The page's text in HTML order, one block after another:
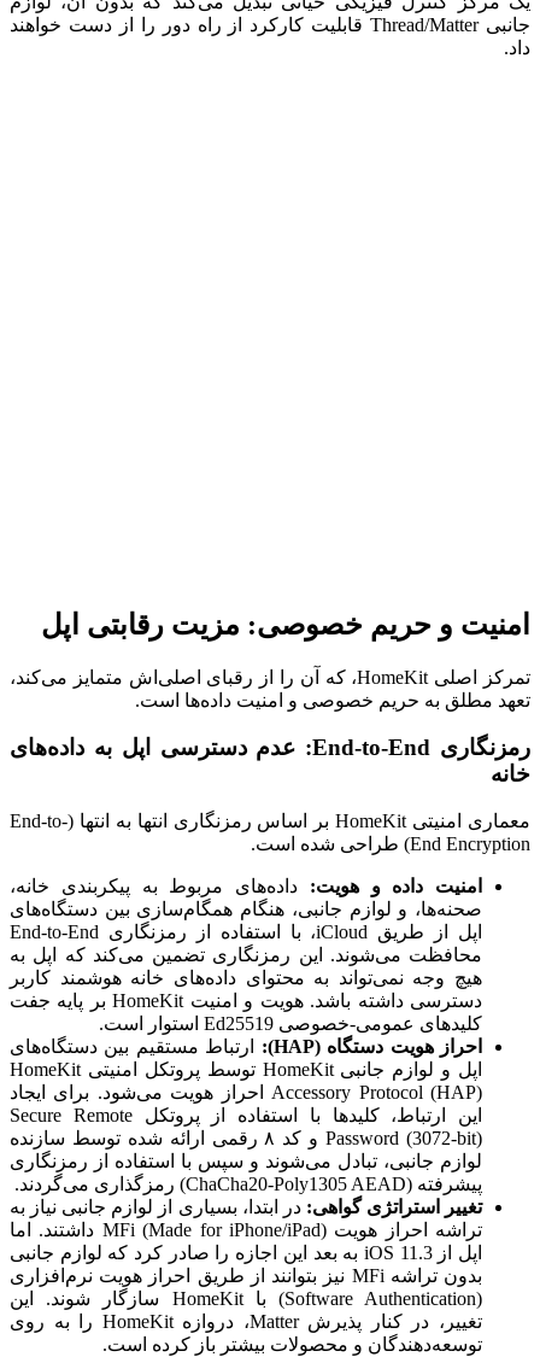
جانبی Thread/Matter قابلیت کارکرد از راه دور را از دست خواهند
داد.
امنیت و حریم خصوصی: مزیت رقابتی اپل
تمرکز اصلی HomeKit، که آن را از رقبای اصلی‌اش متمایز می‌کند،
تعهد مطلق به حریم خصوصی و امنیت داده‌ها است.
رمزنگاری End-to-End: عدم دسترسی اپل به داده‌های
خانه
معماری امنیتی HomeKit بر اساس رمزنگاری انتها به انتها (End-to-
End Encryption) طراحی شده است.
امنیت داده و هویت: داده‌های مربوط به پیکربندی خانه،
صحنه‌ها، و لوازم جانبی، هنگام همگام‌سازی بین دستگاه‌های
اپل از طریق iCloud، با استفاده از رمزنگاری End-to-End
محافظت می‌شوند. این رمزنگاری تضمین می‌کند که اپل به
هیچ وجه نمی‌تواند به محتوای داده‌های خانه هوشمند کاربر
دسترسی داشته باشد. هویت و امنیت HomeKit بر پایه جفت
کلیدهای عمومی-خصوصی Ed25519 استوار است.
احراز هویت دستگاه (HAP):
ارتباط مستقیم بین دستگاه‌های
اپل و لوازم جانبی HomeKit توسط پروتکل امنیتی HomeKit
Accessory Protocol (HAP) احراز هویت می‌شود. برای ایجاد
این ارتباط، کلیدها با استفاده از پروتکل Secure Remote
Password (3072-bit) و کد ۸ رقمی ارائه شده توسط سازنده
لوازم جانبی، تبادل می‌شوند و سپس با استفاده از رمزنگاری
پیشرفته (ChaCha20-Poly1305 AEAD) رمزگذاری می‌گردند.
تغییر استراتژی گواهی: در ابتدا، بسیاری از لوازم جانبی نیاز به
تراشه احراز هویت MFi (Made for iPhone/iPad) داشتند. اما
اپل از iOS 11.3 به بعد این اجازه را صادر کرد که لوازم جانبی
بدون تراشه MFi نیز بتوانند از طریق احراز هویت نرم‌افزاری
(Software Authentication) با HomeKit سازگار شوند. این
تغییر، در کنار پذیرش Matter، دروازه HomeKit را به روی
توسعه‌دهندگان و محصولات بیشتر باز کرده است.